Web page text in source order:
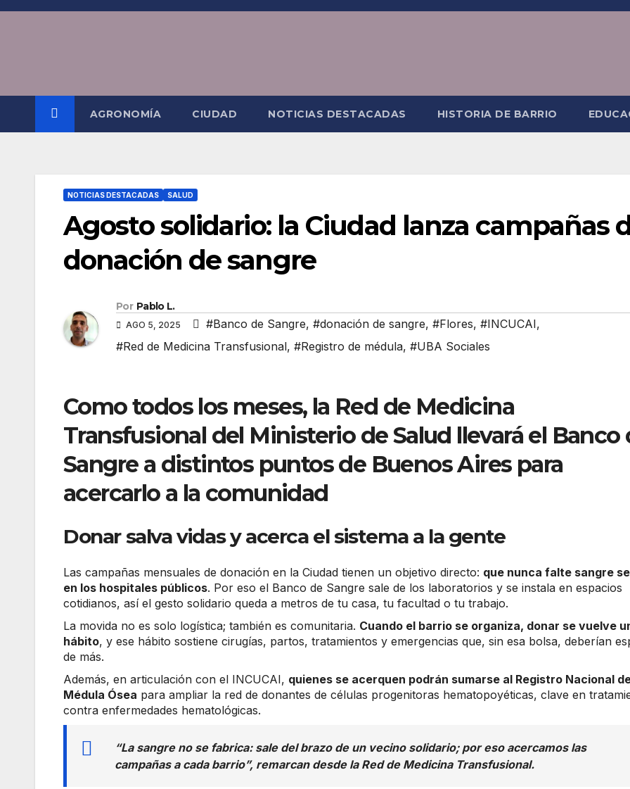
Saltar
AGRONOMÍA CIUDAD NOTICIAS DESTACADAS HISTORIA DE BARRIO
NOTICIAS DESTACADAS SALUD
Agosto solidario: la Ciudad lanza campañas
donación de sangre
Por Pablo L.
AGO 5, 2025 #Banco de Sangre, #donación de sangre, #Flores, #INCUCAI,
#Red de Medicina Transfusional, #Registro de médula, #UBA Sociales
Como todos los meses, la Red de Medicina
Transfusional del Ministerio de Salud llevará el Banco
Sangre a distintos puntos de Buenos Aires para
acercarlo a la comunidad
Donar salva vidas y acerca el sistema a la gente
Las campañas mensuales de donación en la Ciudad tienen un objetivo directo: que nunca falte sangre
en los hospitales públicos. Por eso el Banco de Sangre sale de los laboratorios y se instala en espacios
cotidianos, así el gesto solidario queda a metros de tu casa, tu facultad o tu trabajo.
La movida no es solo logística; también es comunitaria. Cuando el barrio se organiza, donar se vuelve
hábito, y ese hábito sostiene cirugías, partos, tratamientos y emergencias que, sin esa bolsa, deberían
de más.
Además, en articulación con el INCUCAI, quienes se acerquen podrán sumarse al Registro Nacional
Médula Ósea para ampliar la red de donantes de células progenitoras hematopoyéticas, clave en
contra enfermedades hematológicas.
“La sangre no se fabrica: sale del brazo de un vecino solidario; por eso acercamos las
campañas a cada barrio”, remarcan desde la Red de Medicina Transfusional.